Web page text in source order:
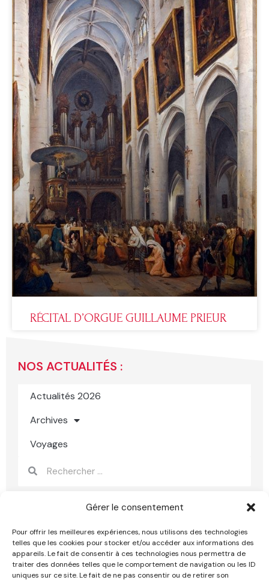
Gérer le consentement
Pour offrir les meilleures expériences, nous utilisons des technologies
telles que les cookies pour stocker et/ou accéder aux informations des
appareils. Le fait de consentir à ces technologies nous permettra de
traiter des données telles que le comportement de navigation ou les ID
uniques sur ce site. Le fait de ne pas consentir ou de retirer son
NOS ACTUALITÉS :
Actualités 2026
Archives
Voyages
RÉCITAL D’ORGUE GUILLAUME PRIEUR